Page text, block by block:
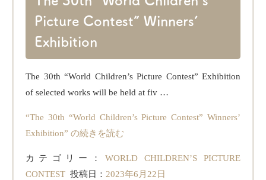
Picture Contest” Winners’
Exhibition
The 30th “World Children’s Picture Contest” Exhibition
of selected works will be held at fiv …
“The 30th “World Children’s Picture Contest” Winners’
Exhibition” の続きを読む
カテゴリー： WORLD CHILDREN’S PICTURE
CONTEST 投稿日： 2023年6月22日